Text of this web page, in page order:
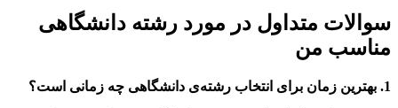
سوالات متداول در مورد رشته دانشگاهی
مناسب من
1. بهترین زمان برای انتخاب رشته‌ی دانشگاهی چه زمانی است؟